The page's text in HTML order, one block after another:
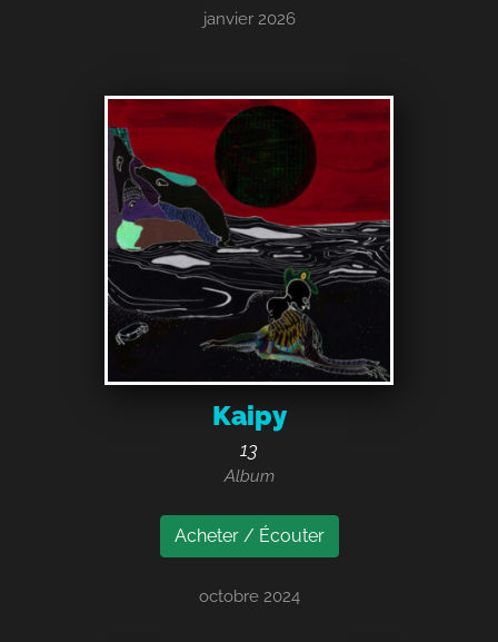
janvier 2026
Kaipy
13
Album
Acheter / Écouter
octobre 2024